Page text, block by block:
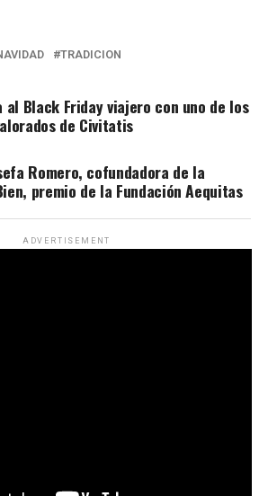
TRADICION
al Black Friday viajero con uno de los
de Civitatis
Romero, cofundadora de la
premio de la Fundación Aequitas
ADVERTISEMENT